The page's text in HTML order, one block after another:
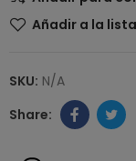
Añadir a la
SKU: N/A